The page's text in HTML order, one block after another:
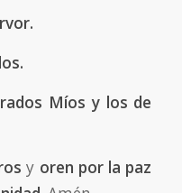
Míos y los de
y oren por la paz